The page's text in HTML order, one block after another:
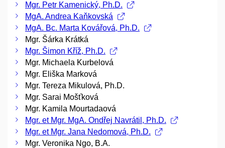
Mgr. Petr Kamenický, Ph.D.
MgA. Andrea Kaňkovská
MgA. Bc. Marta Kovářová, Ph.D.
Mgr. Šárka Krátká
Mgr. Šimon Kříž, Ph.D.
Mgr. Michaela Kurbelová
Mgr. Eliška Marková
Mgr. Tereza Mikulová, Ph.D.
Mgr. Sarai Mošťková
Mgr. Kamila Mourtadaová
Mgr. et Mgr. MgA. Ondřej Navrátil, Ph.D.
Mgr. et Mgr. Jana Nedomová, Ph.D.
Mgr. Veronika Ngo, B.A.